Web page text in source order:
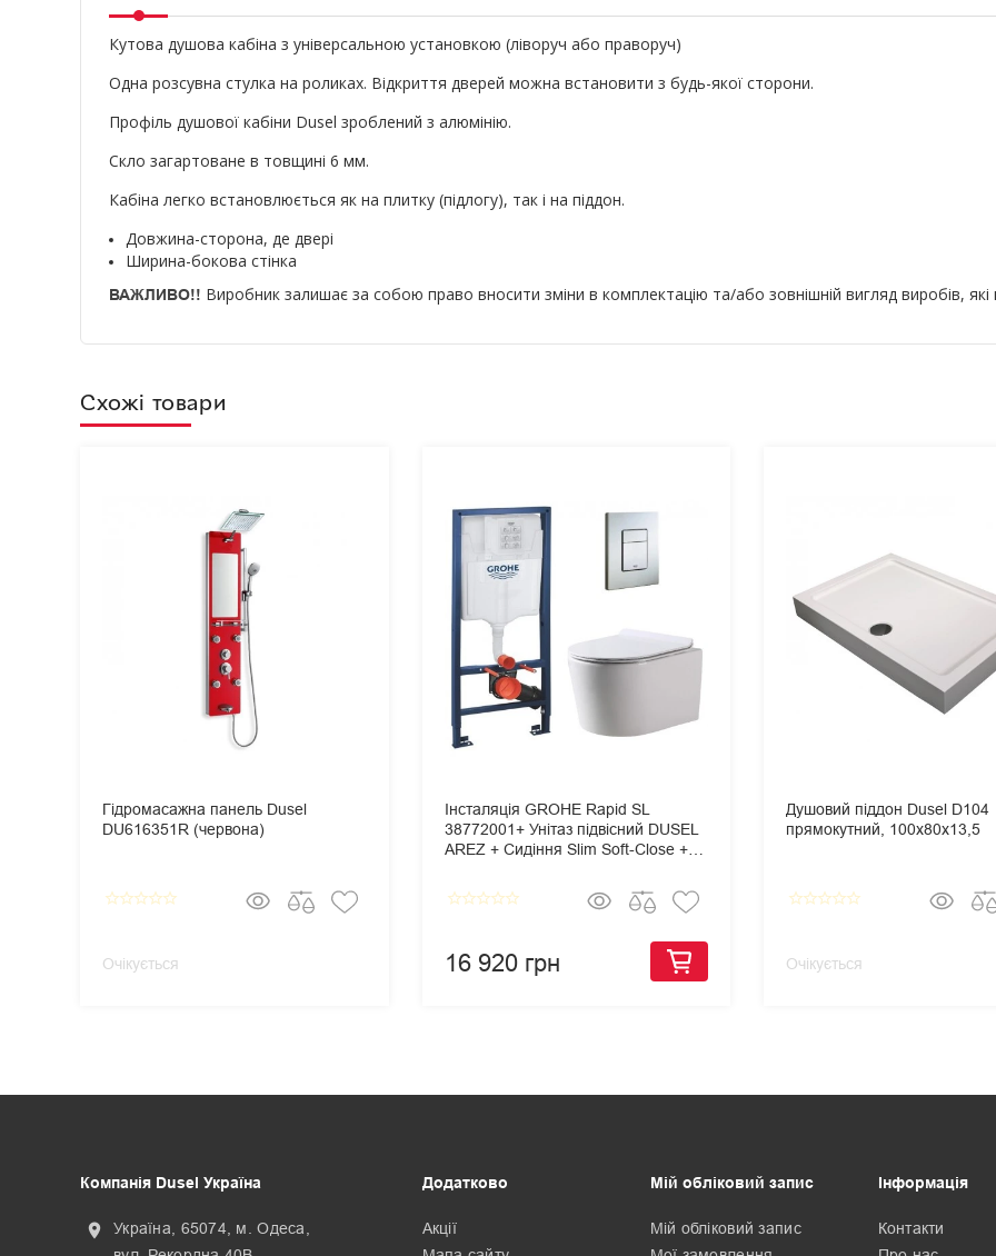
Кутова душова кабіна з універсальною установкою (ліворуч або праворуч)
Одна розсувна стулка на роликах. Відкриття дверей можна встановити з будь-якої сторони.
Профіль душової кабіни Dusel зроблений з алюмінію.
Скло загартоване в товщині 6 мм.
Кабіна легко встановлюється як на плитку (підлогу), так і на піддон.
Довжина-сторона, де двері
Ширина-бокова стінка
ВАЖЛИВО!! Виробник залишає за собою право вносити зміни в комплектацію та/або зовнішній вигляд виробів,
Схожі товари
Гідромасажна панель Dusel
DU616351R (червона)
star_borderstar_borderstar_borderstar_borderstar_border
Очікується
Інсталяція GROHE Rapid SL
38772001+ Унітаз підвісний DUSEL
AREZ + Сидіння Slim Soft-Close +
Cosmopolitan
star_borderstar_borderstar_borderstar_borderstar_border
16 920 грн
Душовий піддон Dusel D104
прямокутний, 100х80х13,5
star_borderstar_borderstar_borderstar_borderstar_border
Очікується
Компанія Dusel Україна
location_on
Україна, 65074, м. Одеса,
Додатково
Акції
Мій обліковий запис
Мій обліковий запис
Інформація
Контакти